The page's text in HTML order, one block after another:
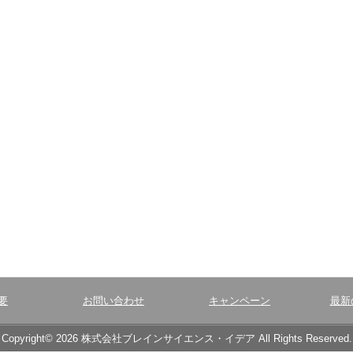
お問い合わせ キャンペーン 最新
Copyright© 2026 株式会社ブレインサイエンス・イデア All Rights Reserved.